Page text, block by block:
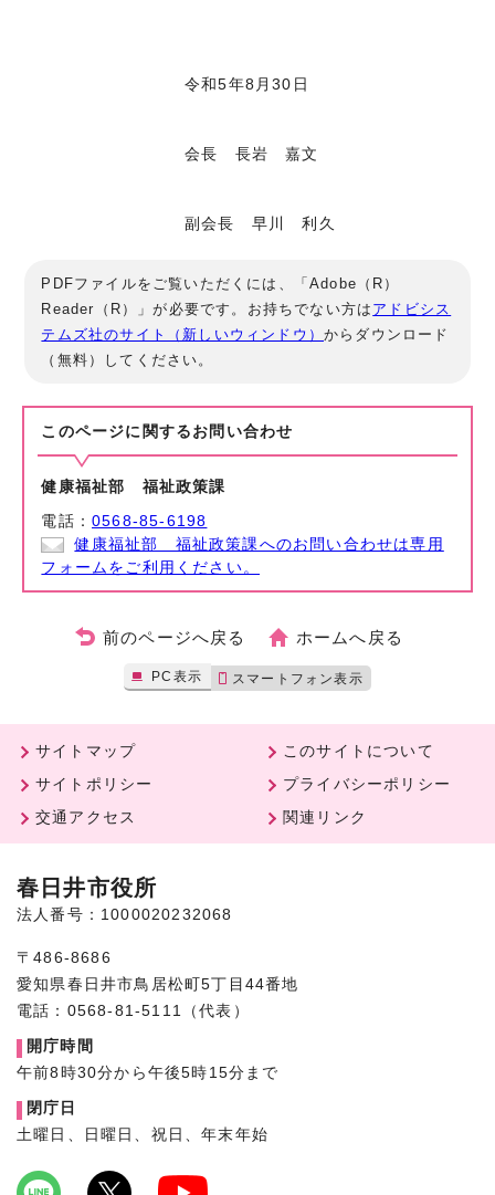
令和5年8月30日
会長 長岩 嘉文
副会長 早川 利久
PDFファイルをご覧いただくには、「Adobe（R）
Reader（R）」が必要です。お持ちでない方は アドビシス
テムズ社のサイト（新しいウィンドウ）からダウンロード
（無料）してください。
このページに関する お問い合わせ
健康福祉部 福祉政策課
電話：0568-85-6198
健康福祉部 福祉政策課へのお問い合わせは専用
フォームをご利用ください。
前のページへ戻る ホームへ戻る
PC表示 スマートフォン表示
サイトマップ
このサイトについて
サイトポリシー
プライバシーポリシー
交通アクセス
関連リンク
春日井市役所
法人番号：1000020232068
〒486-8686
愛知県春日井市鳥居松町5丁目44番地
電話：0568-81-5111（代表）
開庁時間
午前8時30分から午後5時15分まで
閉庁日
土曜日、日曜日、祝日、年末年始